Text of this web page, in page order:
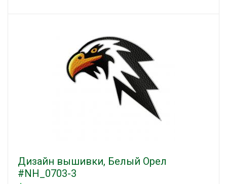
Дизайн вышивки, Белый Орел
#NH_0703-3